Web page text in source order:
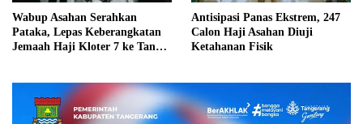
Wabup Asahan Serahkan
Pataka, Lepas Keberangkatan
Jemaah Haji Kloter 7 ke Tanah
Antisipasi Panas Ekstrem, 247
Calon Haji Asahan Diuji
Ketahanan Fisik